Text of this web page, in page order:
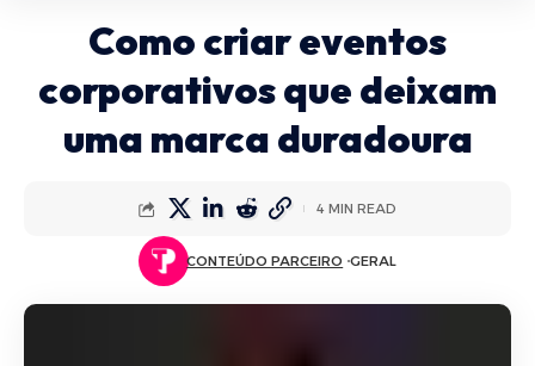
Como criar eventos
corporativos que deixam
uma marca duradoura
CONTEÚDO PARCEIRO GERAL
4 MIN READ